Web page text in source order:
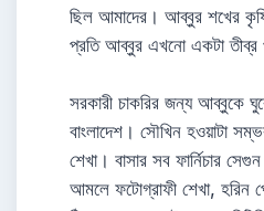
ছিল আমাদের। আব্বুর শখের
প্রতি আব্বুর এখনো একটা তীব্র
সরকারী চাকরির জন্য আব্বুকে
বাংলাদেশ। সৌখিন হওয়াটা
শেখা। বাসার সব ফার্নিচার
আমলে ফটোগ্রাফী শেখা,